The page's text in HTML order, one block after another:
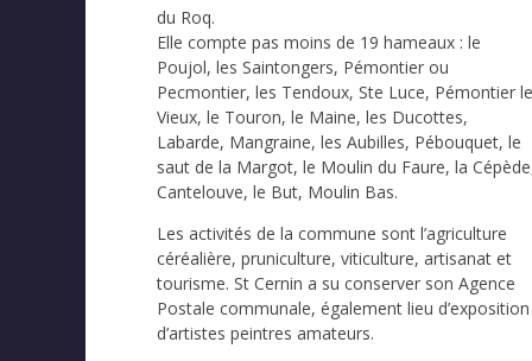
du Roq.
Elle compte pas moins de 19 hameaux : le
Poujol, les Saintongers, Pémontier ou
Pecmontier, les Tendoux, Ste Luce, Pémontier le
Vieux, le Touron, le Maine, les Ducottes,
Labarde, Mangraine, les Aubilles, Pébouquet, le
saut de la Margot, le Moulin du Faure, la
Cantelouve, le But, Moulin Bas.
Les activités de la commune sont l’agriculture
céréalière, pruniculture, viticulture, artisanat et
tourisme. St Cernin a su conserver son Agence
Postale communale, également lieu d’exposition
d’artistes peintres amateurs.